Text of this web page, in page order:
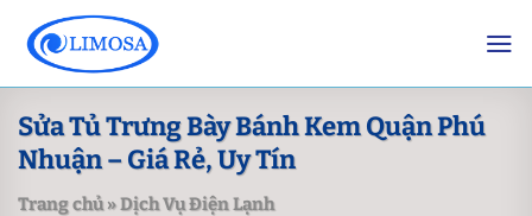
content
Sửa Tủ Trưng Bày Bánh Kem Quận Phú
Nhuận – Giá Rẻ, Uy Tín
Trang chủ»Dịch Vụ Điện Lạnh